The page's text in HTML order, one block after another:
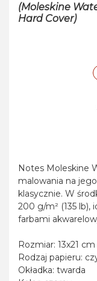
(Moleskine
Hard Cover)
Notes Moleskine
malowania na
klasycznie. W
200 g/m² (135 lb),
farbami
Rozmiar: 13x21
Rodzaj papieru:
Okładka: twarda